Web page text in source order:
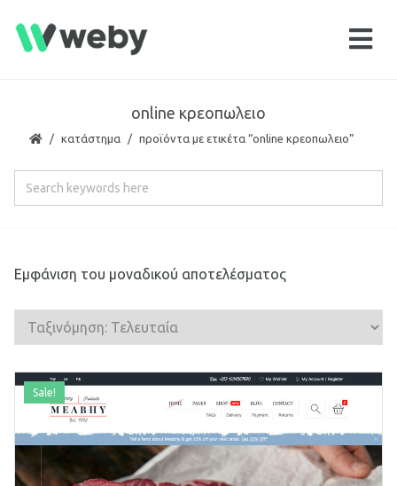
online κρεοπωλειο
κατάστημα προϊόντα με ετικέτα “online κρεοπωλειο”
Εμφάνιση του μοναδικού αποτελέσματος
Sale!